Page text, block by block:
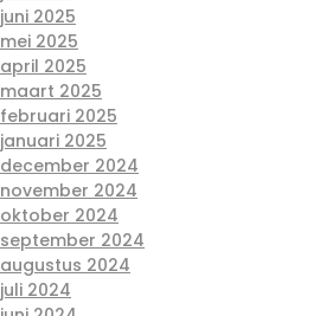
juni 2025
mei 2025
april 2025
maart 2025
februari 2025
januari 2025
december 2024
november 2024
oktober 2024
september 2024
augustus 2024
juli 2024